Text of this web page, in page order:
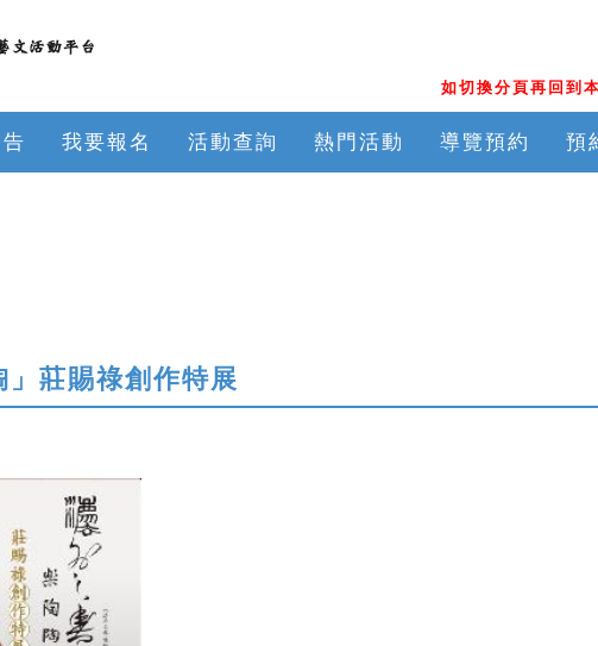
如切換分頁再回到
我要報名 活動查詢 熱門活動 導覽預約 預
」莊賜祿創作特展